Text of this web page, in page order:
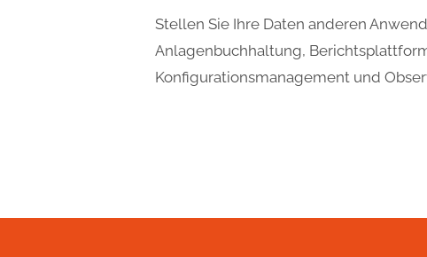
Stellen Sie Ihre Daten anderen
Anlagenbuchhaltung,
Konfigurationsmanagement und